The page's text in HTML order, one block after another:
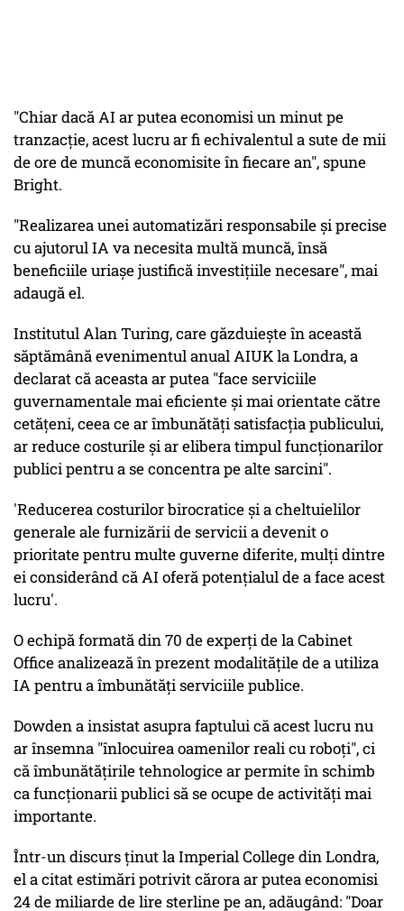
"Chiar dacă AI ar putea economisi un minut pe
tranzacție, acest lucru ar fi echivalentul a sute de mii
de ore de muncă economisite în fiecare an", spune
Bright.
"Realizarea unei automatizări responsabile și precise
cu ajutorul IA va necesita multă muncă, însă
beneficiile uriașe justifică investițiile necesare", mai
adaugă el.
Institutul Alan Turing, care găzduiește în această
săptămână evenimentul anual AIUK la Londra, a
declarat că aceasta ar putea "face serviciile
guvernamentale mai eficiente și mai orientate către
cetățeni, ceea ce ar îmbunătăți satisfacția publicului,
ar reduce costurile și ar elibera timpul funcționarilor
publici pentru a se concentra pe alte sarcini".
'Reducerea costurilor birocratice și a cheltuielilor
generale ale furnizării de servicii a devenit o
prioritate pentru multe guverne diferite, mulți dintre
ei considerând că AI oferă potențialul de a face acest
lucru'.
O echipă formată din 70 de experți de la Cabinet
Office analizează în prezent modalitățile de a utiliza
IA pentru a îmbunătăți serviciile publice.
Dowden a insistat asupra faptului că acest lucru nu
ar însemna "înlocuirea oamenilor reali cu roboți", ci
că îmbunătățirile tehnologice ar permite în schimb
ca funcționarii publici să se ocupe de activități mai
importante.
Într-un discurs ținut la Imperial College din Londra,
el a citat estimări potrivit cărora ar putea economisi
24 de miliarde de lire sterline pe an, adăugând: "Doar